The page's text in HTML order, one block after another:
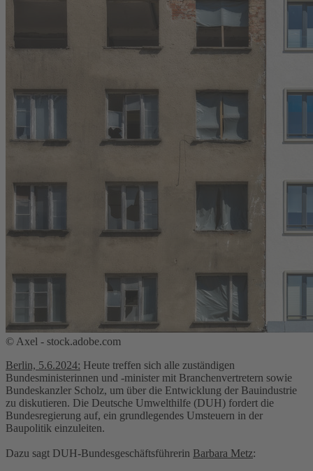
© Axel - stock.adobe.com
Berlin, 5.6.2024: Heute treffen sich alle zuständigen
Bundesministerinnen und -minister mit Branchenvertretern sowie
Bundeskanzler Scholz, um über die Entwicklung der Bauindustrie
zu diskutieren. Die Deutsche Umwelthilfe (DUH) fordert die
Bundesregierung auf, ein grundlegendes Umsteuern in der
Baupolitik einzuleiten.
Dazu sagt DUH-Bundesgeschäftsführerin Barbara Metz: